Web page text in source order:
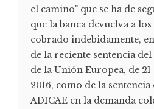
el camino" que se ha de
que la banca devuelva a
cobrado indebidamente,
de la reciente sentencia
de la Unión Europea, de
2016, como de la
ADICAE en la demanda